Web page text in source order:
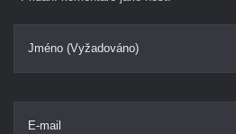
Jméno (Vyžadováno)
E-mail